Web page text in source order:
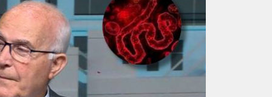
د. عادل البلبيسي - مدير عام مركز الأوبئة
0
0